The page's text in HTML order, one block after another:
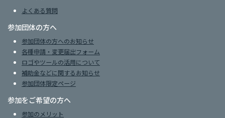
よくある質問
参加団体の方へ
参加団体の方へのお知らせ
各種申請・変更届出フォーム
ロゴやツールの活用について
補助金などに関するお知らせ
参加団体限定ページ
参加をご希望の方へ
参加のメリット